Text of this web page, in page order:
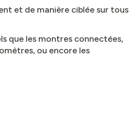
et de manière ciblée sur tous
que les montres connectées,
ou encore les